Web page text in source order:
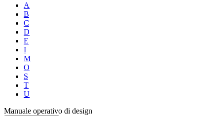
A
B
C
D
E
I
M
O
S
T
U
Manuale operativo di design